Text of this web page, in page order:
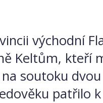
východní
Keltům, kteří
soutoku
patřilo